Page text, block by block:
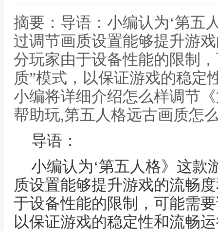
摘要：导语：小编认为‘第五
过调节画质设置能够提升游
分玩家由于设备性能的限制
质”模式，以保证游戏的稳定
小编将详细介绍怎么样调节
帮助玩,第五人格远古画质怎
导语：
小编认为‘第五人格》这款
质设置能够提升游戏的流畅
于设备性能的限制，可能需
以保证游戏的稳定性和流畅